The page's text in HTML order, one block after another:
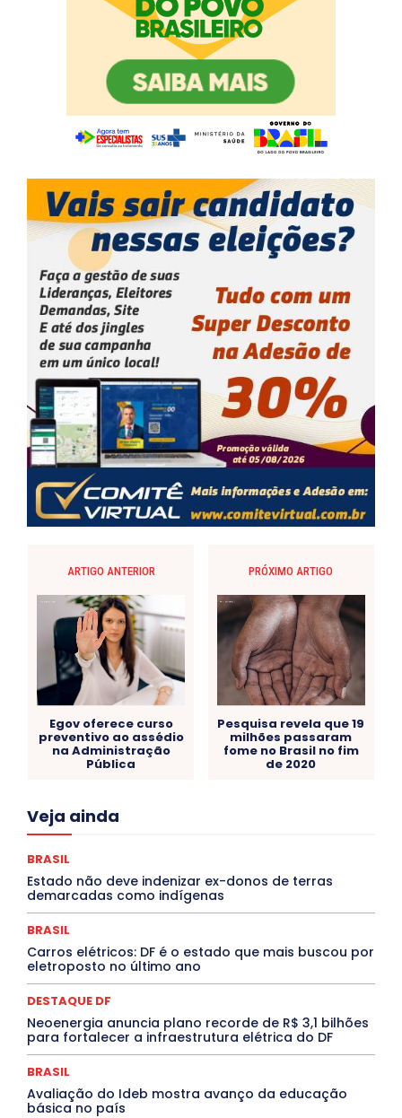
ARTIGO ANTERIOR
Egov oferece curso
preventivo ao assédio
na Administração
Pública
PRÓXIMO ARTIGO
Pesquisa revela que 19
milhões passaram
fome no Brasil no fim
de 2020
Veja ainda
Acre
Congressuanas & Esplanadumas
Covid-19
Crônica Política Crônicas
Cultura e Tal
DANÇA Dengue
Denuncia
DESTAQUE BRASIL
DESTAQUE DF
DESTAQUES OUTROS
ELEIÇÕES
EMPREGO E OPORTUNIDADES
ENTORNO
Especial
Espírito Santo
EVENTOS
EXPOSIÇÃO Featured
Febre Amarela
INTELIGÊNCIA ARTIFICIAL
INTERNACIONAL
Jogos Online
JUDICIÁRIO LITERATURA
Maranhão
MEIO AMBIENTE
Paraíba
Paraná Pernambuco Piauí
POLÍTICA
BRASIL
Estado não deve indenizar ex-donos de terras
demarcadas como indígenas
BRASIL
Carros elétricos: DF é o estado que mais buscou por
eletroposto no último ano
DESTAQUE DF
Neoenergia anuncia plano recorde de R$ 3,1 bilhões
para fortalecer a infraestrutura elétrica do DF
BRASIL
Avaliação do Ideb mostra avanço da educação
básica no país